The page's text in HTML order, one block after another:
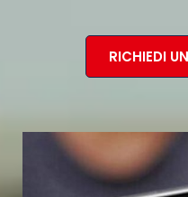
RICHIEDI